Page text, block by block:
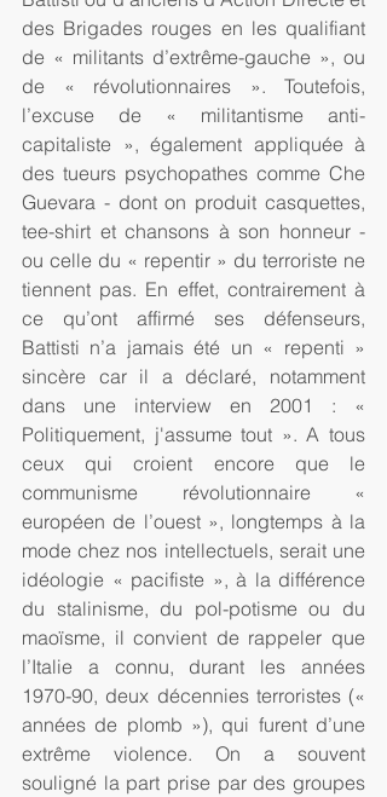
des Brigades rouges en les qualifiant
de « militants d’extrême-gauche », ou
de « révolutionnaires ». Toutefois,
l’excuse de « militantisme anti-
capitaliste », également appliquée à
des tueurs psychopathes comme Che
Guevara - dont on produit casquettes,
tee-shirt et chansons à son honneur -
ou celle du « repentir » du terroriste ne
tiennent pas. En effet, contrairement à
ce qu’ont affirmé ses défenseurs,
Battisti n’a jamais été un « repenti »
sincère car il a déclaré, notamment
dans une interview en 2001 : «
Politiquement, j'assume tout ». A tous
ceux qui croient encore que le
communisme révolutionnaire «
européen de l’ouest », longtemps à la
mode chez nos intellectuels, serait une
idéologie « pacifiste », à la différence
du stalinisme, du pol-potisme ou du
maoïsme, il convient de rappeler que
l’Italie a connu, durant les années
1970-90, deux décennies terroristes («
années de plomb »), qui furent d’une
extrême violence. On a souvent
souligné la part prise par des groupes